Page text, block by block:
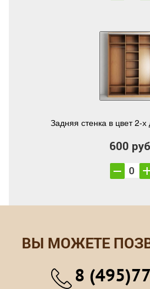
Задняя стенка в цвет 2-
600
ВЫ МОЖЕТЕ
8